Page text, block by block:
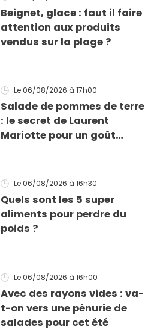
Beignet, glace : faut il faire
attention aux produits
vendus sur la plage ?
Le 06/08/2026 à 17h00
Salade de pommes de terre
: le secret de Laurent
Mariotte pour un goût
Le 06/08/2026 à 16h30
Quels sont les 5 super
aliments pour perdre du
poids ?
Le 06/08/2026 à 16h00
Avec des rayons vides : va-
t-on vers une pénurie de
salades pour cet été